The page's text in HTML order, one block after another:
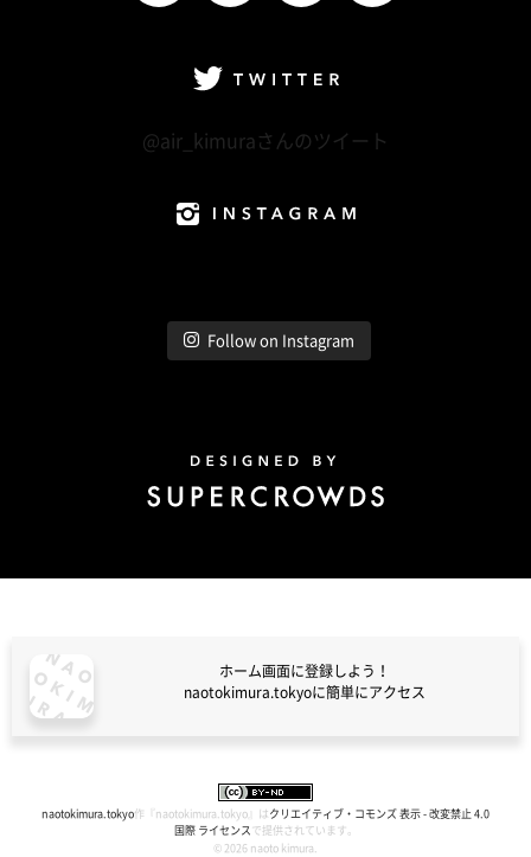
@air_kimuraさんのツイート
Follow on Instagram
ホーム画面に登録しよう！
naotokimura.tokyoに簡単にアクセス
naotokimura.tokyo作『 naotokimura.tokyo 』は クリエイティブ・コモンズ 表示 - 改変禁止 4.0
国際 ライセンス で提供されています。
© 2026 naoto kimura.